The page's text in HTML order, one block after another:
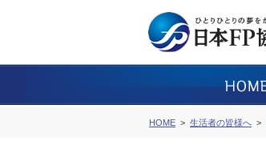
HOME 生活者の皆様へ